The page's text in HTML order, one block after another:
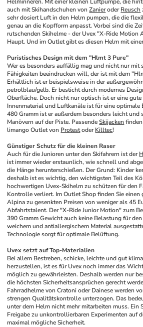
auch mit Skihandschuhen von Zanier oder Reusch
sehr dosiert Luft in den Helm pumpen, die die
genau an die Kopfform anpasst. Vorbei sind die
rutschenden Skihelme - der Uvex "X-Ride Motion
Haupt. Und im Outlet gibt es diesen Helm mit
Puristisches Design mit dem "Hlmt 3 Pure"
Wer es besonders auffällig mag und nicht nur mit
Fähigkeiten beeindrucken will, der ist mit dem
Erhältlich ist er beispielsweise in der
petrolblau/gelb. Er besticht durch modernes
Oberfläche. Doch nicht nur optisch ist er eine
Innenmaterial und Luftkanäle ist für eine
480 Gramm ist er außerdem besonders leicht und
Manövern auf der Piste. Passende Skijacken
limango Outlet von Protest oder Killtec!
Günstiger Schutz für die kleinen Raser
Auch für die Junioren unter den Skifahrern ist der
ist immer wieder erstaunlich, wie schnell und
die Hänge herunterschießen. Der Grund: Kinder
deshalb ist es wichtig, den wichtigsten Teil des
hochwertigen Uvex-Skihelm zu schützen für den
Kontrolle verliert. Im Outlet Shop finden Sie einen
Alpina zu gesenkten Preisen von weniger als 45
Abfahrtstalent. Der "X-Ride Junior Motion" zum
390 Gramm Gewicht auch keine Belastung für
weichem und antiallergischem Material
Technologie sorgt für optimale Belüftung.
Uvex setzt auf Top-Materialien
Bei allem Bestreben, schicke, leichte und gut
herzustellen, ist es für Uvex noch immer das
möglich zu gewährleisten. Deshalb werden nur
die höchsten Sicherheitsansprüchen gerecht
Fahrradhelme von Cratoni oder Dainese werden
strengen Qualitätskontrolle unterzogen. Das
unter dem Helm nicht mehr mitarbeiten muss. Ein
Freigabe zu unkontrollierbaren Experimenten auf
maximal mögliche Sicherheit.